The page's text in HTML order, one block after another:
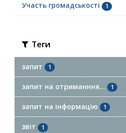
Участь громадськості 1
Теги
запит 1
запит на отриманння... 1
запит на інформацію 1
звіт 1